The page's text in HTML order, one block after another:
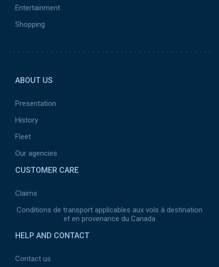
Entertainment
Shopping
ABOUT US
Presentation
History
Fleet
Our agencies
CUSTOMER CARE
Claims
Conditions de transport applicables aux vols à destination
et en provenance du Canada
HELP AND CONTACT
Contact us